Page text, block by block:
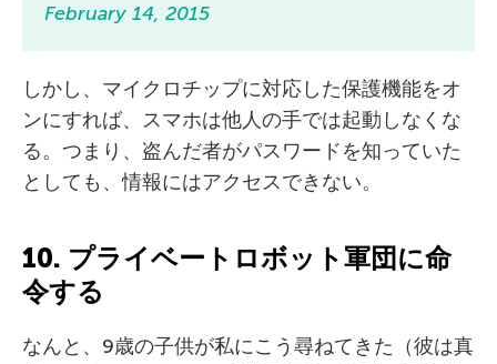
February 14, 2015
しかし、マイクロチップに対応した保護機能をオ
ンにすれば、スマホは他人の手では起動しなくな
る。つまり、盗んだ者がパスワードを知っていた
としても、情報にはアクセスできない。
10. プライベートロボット軍団に命
令する
なんと、9歳の子供が私にこう尋ねてきた（彼は真